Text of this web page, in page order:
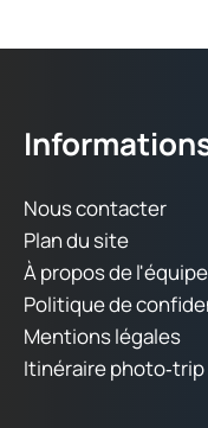
Nous contacter
Plan du site
À propos de l'équipe
Politique de
Mentions légales
Itinéraire photo‑trip